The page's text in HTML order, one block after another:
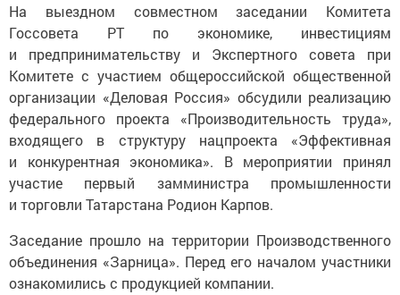
На выездном совместном заседании Комитета
Госсовета РТ по экономике, инвестициям
и предпринимательству и Экспертного совета при
Комитете с участием общероссийской общественной
организации «Деловая Россия» обсудили реализацию
федерального проекта «Производительность труда»,
входящего в структуру нацпроекта «Эффективная
и конкурентная экономика». В мероприятии принял
участие первый замминистра промышленности
и торговли Татарстана Родион Карпов.
Заседание прошло на территории Производственного
объединения «Зарница». Перед его началом участники
ознакомились с продукцией компании.